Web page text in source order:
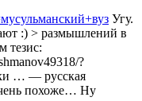
Угу.
:) > размышлений в
тезис:
?
… — русская
похоже… Ну